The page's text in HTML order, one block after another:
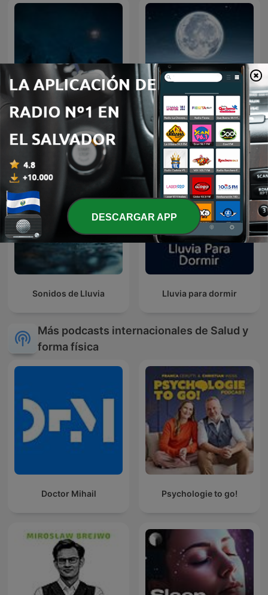
Sons para Dormir Meditación para dormir
Sonidos de Lluvia Lluvia para dormir
Más podcasts internacionales de Salud y
forma física
Doctor Mihail Psychologie to go!
DESCARGAR APP